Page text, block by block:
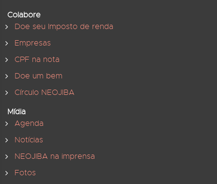
Colabore
Doe seu Imposto de renda
Empresas
CPF na nota
Doe um bem
Círculo NEOJIBA
Mídia
Agenda
Notícias
NEOJIBA na imprensa
Fotos